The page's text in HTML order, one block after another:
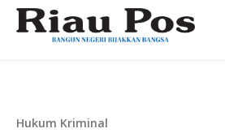
Hukum Kriminal